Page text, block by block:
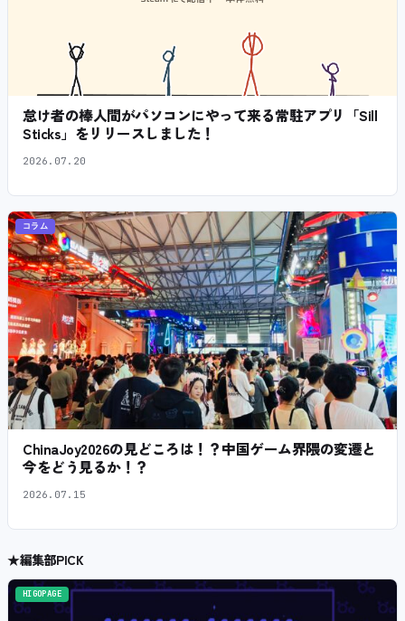
怠け者の棒人間がパソコンにやって来る常駐アプリ「Sill
Sticks」をリリースしました！
2026.07.20
コラム
ChinaJoy2026の見どころは！？中国ゲーム界隈の変遷と
今をどう見るか！？
2026.07.15
★編集部PICK
HIGOPAGE